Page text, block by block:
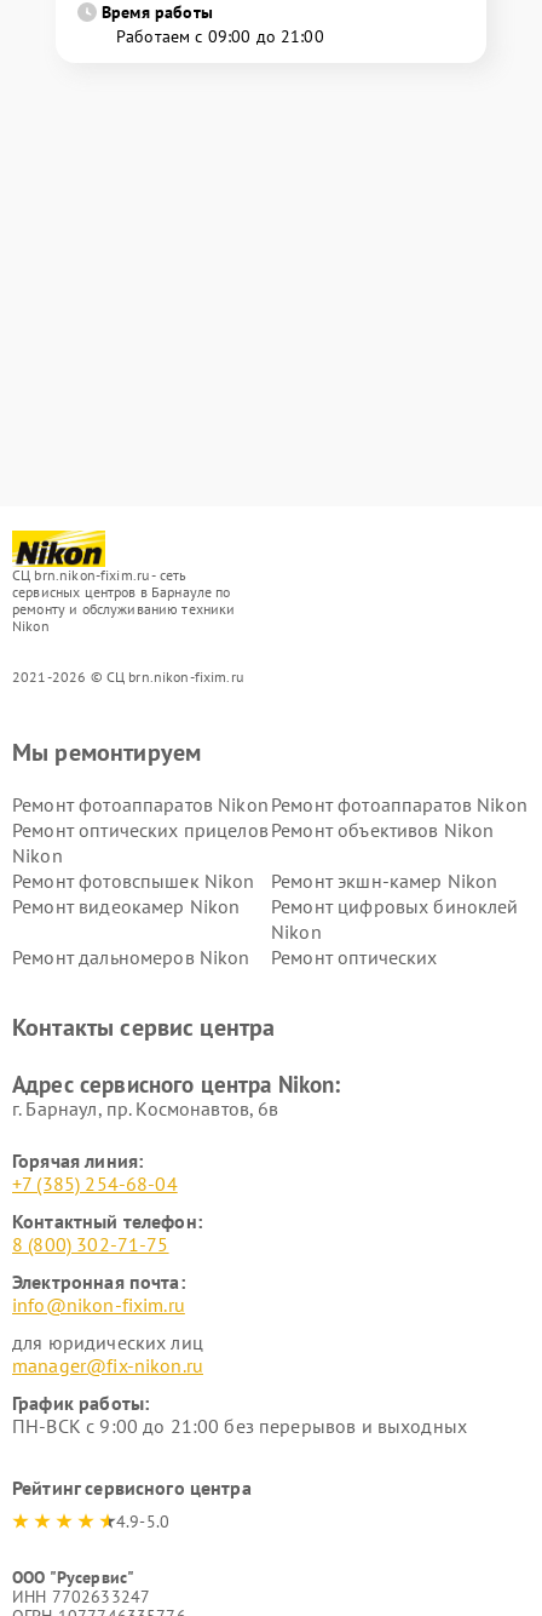
Время работы
Работаем с 09:00 до 21:00
СЦ brn.nikon-fixim.ru - сеть
сервисных центров в Барнауле по
ремонту и обслуживанию техники
Nikon
2021-2026 © СЦ brn.nikon-fixim.ru
Мы ремонтируем
Ремонт фотоаппаратов Nikon Ремонт фотоаппаратов Nikon
Ремонт оптических прицелов
Nikon
Ремонт объективов Nikon
Ремонт фотовспышек Nikon
Ремонт экшн-камер Nikon
Ремонт видеокамер Nikon
Ремонт цифровых биноклей
Nikon
Ремонт дальномеров Nikon
Ремонт оптических
Контакты сервис центра
Адрес сервисного центра Nikon:
г. Барнаул, ​пр. Космонавтов, 6в
Горячая линия:
+7 (385) 254-68-04
Контактный телефон:
8 (800) 302-71-75
Электронная почта:
info@nikon-fixim.ru
для юридических лиц
manager@fix-nikon.ru
График работы:
ПН-ВСК с 9:00 до 21:00 без перерывов и выходных
Рейтинг сервисного центра
4.9-5.0
ООО "Русервис"
ИНН 7702633247